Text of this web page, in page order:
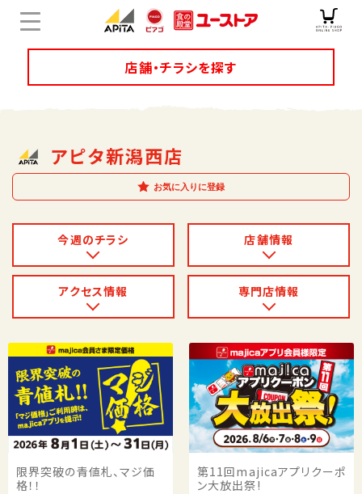
店舗・チラシを探す
ユニーのオリジナル商品
オンラインショップ
企業情報
採用情報
マイ店舗
アピタ新潟西店
お気に入りに登録
今週のチラシ 店舗情報
アクセス情報 専門店情報
限界突破の青値札、マジ価
格！！
第11回majicaアプリクーポ
ン大放出祭!